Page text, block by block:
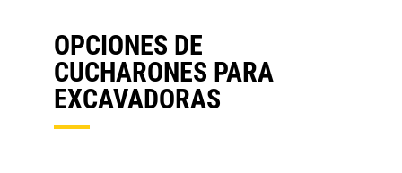
OPCIONES DE
CUCHARONES PARA
EXCAVADORAS